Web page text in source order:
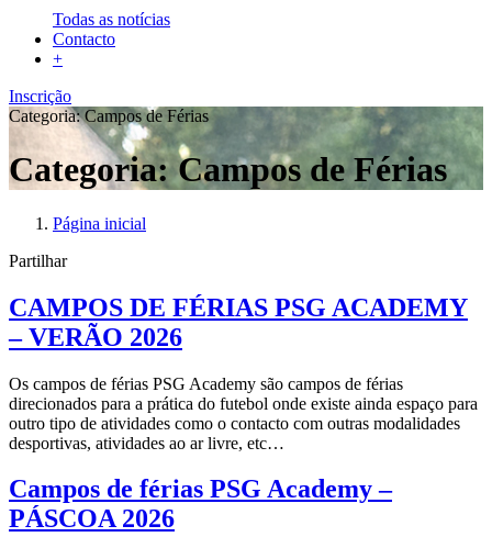
Todas as notícias
Contacto
+
Inscrição
Categoria:Campos de Férias
Categoria:Campos de Férias
Página inicial
Partilhar
CAMPOS DE FÉRIAS PSG ACADEMY
– VERÃO 2026
Os campos de férias PSG Academy são campos de férias
direcionados para a prática do futebol onde existe ainda espaço para
outro tipo de atividades como o contacto com outras modalidades
desportivas, atividades ao ar livre, etc…
Campos de férias PSG Academy –
PÁSCOA 2026